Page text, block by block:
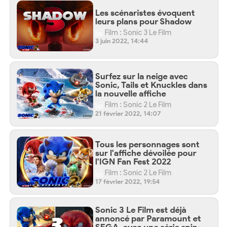
Les scénaristes évoquent
leurs plans pour Shadow
Film : Sonic 3 Le Film
3 juin 2022, 14:44
Surfez sur la neige avec
Sonic, Tails et Knuckles dans
la nouvelle affiche
Film : Sonic 2 Le Film
21 février 2022, 14:07
Tous les personnages sont
sur l'affiche dévoilée pour
l'IGN Fan Fest 2022
Film : Sonic 2 Le Film
17 février 2022, 19:54
Sonic 3 Le Film est déjà
annoncé par Paramount et